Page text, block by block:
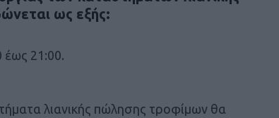
ως εξής:
21:00.
λιανικής πώλησης τροφίμων θα